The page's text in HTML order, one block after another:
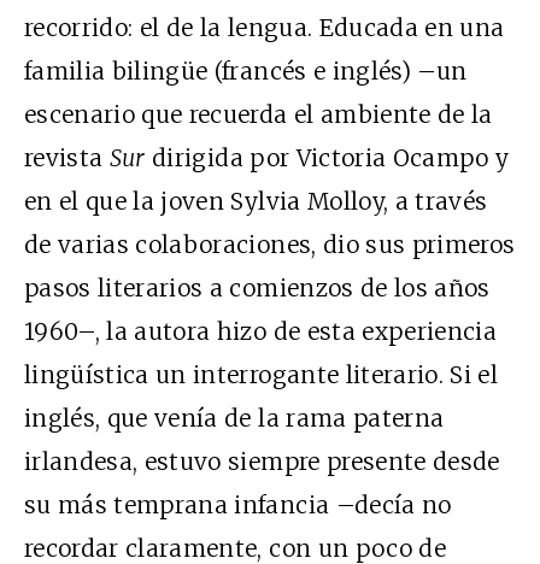
recorrido: el de la lengua. Educada en una
familia bilingüe (francés e inglés) –un
escenario que recuerda el ambiente de la
revista Sur dirigida por Victoria Ocampo y
en el que la joven Sylvia Molloy, a través
de varias colaboraciones, dio sus primeros
pasos literarios a comienzos de los años
1960–, la autora hizo de esta experiencia
lingüística un interrogante literario. Si el
inglés, que venía de la rama paterna
irlandesa, estuvo siempre presente desde
su más temprana infancia –decía no
recordar claramente, con un poco de